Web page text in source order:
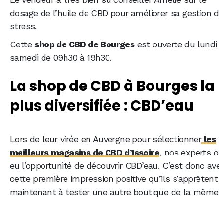
dosage de l’huile de CBD pour améliorer sa gestion
stress.
Cette shop de CBD de Bourgesest ouverte du lundi
samedi de 09h30 à 19h30.
La shop de CBD à Bourges la
plus diversifiée : CBD’eau
Lors de leur virée en Auvergne pour sélectionnerles
meilleurs magasins de CBD d’Issoire, nos experts
eu l’opportunité de découvrir CBD’eau. C’est donc
cette première impression positive qu’ils s’apprêtent
maintenant à tester une autre boutique de la même